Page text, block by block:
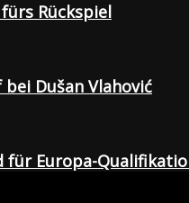
fürs Rückspiel
Dušan Vlahović
für Europa-